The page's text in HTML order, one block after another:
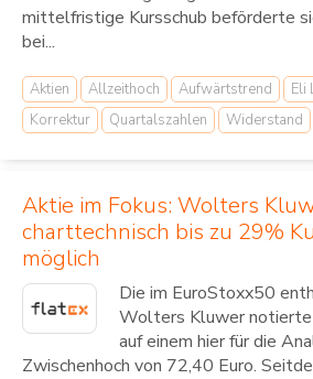
mittelfristige Kursschub beförderte
bei...
Aktien Allzeithoch Aufwärtstrend Eli
Korrektur
Quartalszahlen Widerstand
Aktie im Fokus: Wolters
charttechnisch bis zu 29%
möglich
Die im EuroStoxx50
Wolters Kluwer
auf einem hier für die
Zwischenhoch von 72,40 Euro.